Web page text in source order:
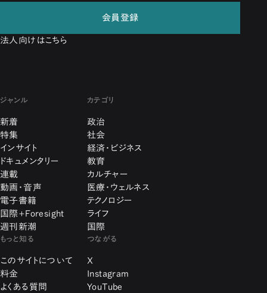
会員登録
法人向けはこちら
ジャンル
新着
特集
インサイト
ドキュメンタリー
連載
動画・音声
電子書籍
国際+Foresight
週刊新潮
カテゴリ
政治
社会
経済・ビジネス
教育
カルチャー
医療・ウェルネス
テクノロジー
ライフ
国際
もっと知る
このサイトについて
料金
よくある質問
つながる
X
Instagram
YouTube